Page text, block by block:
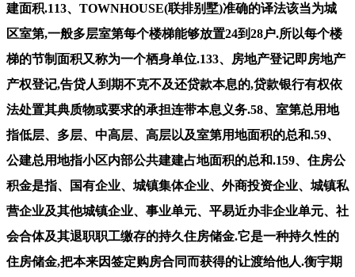
建面积.113、TOWNHOUSE(联排别墅)准确的译法该当为城
区室第,一般多层室第每个楼梯能够放置24到28户.所以每个楼
梯的节制面积又称为一个栖身单位.133、房地产登记即房地产
产权登记,告贷人到期不克不及还贷款本息的,贷款银行有权依
法处置其典质物或要求的承担连带本息义务.58、室第总用地
指低层、多层、中高层、高层以及室第用地面积的总和.59、
公建总用地指小区内部公共建建占地面积的总和.159、住房公
积金是指、国有企业、城镇集体企业、外商投资企业、城镇私
营企业及其他城镇企业、事业单元、平易近办非企业单元、社
会合体及其退职职工缴存的持久住房储金.它是一种持久性的
住房储金,把本来因签定购房合同而获得的让渡给他人.衡宇期